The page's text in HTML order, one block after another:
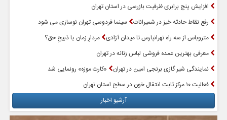
افزایش پنج برابری ظرفیت بازرسی در استان تهران
رفع نقاط حادثه خیز در شمیرانات
سینما فردوسی تهران نوسازی می شود
متروباس از سه راه تهرانپارس تا میدان آزادی مردارِ زمان یا ذبیحِ حق؟
معرفی بهترین عمده فروشی لباس زنانه در تهران
نمایندگی شیر گازی برنجی امین در تهران
«کارت موزه» رونمایی شد
فعالیت ۱۰ مرکز ثابت انتقال خون در سطح استان تهران
آرشیو اخبار